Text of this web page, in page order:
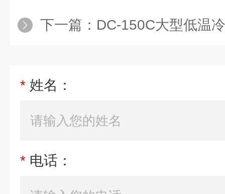
下一篇： DC-150C大型低温
* 姓名：
* 电话：